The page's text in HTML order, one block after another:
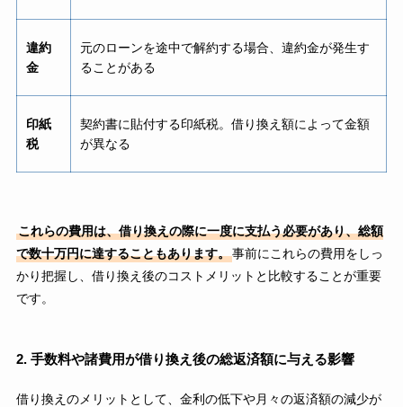
違約
金
元のローンを途中で解約する場合、違約金が発生す
ることがある
印紙
税
契約書に貼付する印紙税。借り換え額によって金額
が異なる
これらの費用は、借り換えの際に一度に支払う必要があり、総額
で数十万円に達することもあります。事前にこれらの費用をしっ
かり把握し、借り換え後のコストメリットと比較することが重要
です。
2. 手数料や諸費用が借り換え後の総返済額に与える影響
借り換えのメリットとして、金利の低下や月々の返済額の減少が